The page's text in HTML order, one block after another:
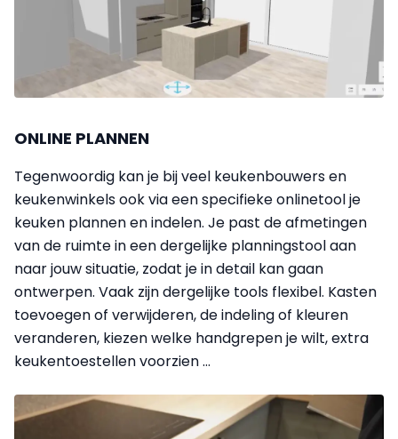
ONLINE PLANNEN
Tegenwoordig kan je bij veel keukenbouwers en
keukenwinkels ook via een specifieke onlinetool je
keuken plannen en indelen. Je past de afmetingen
van de ruimte in een dergelijke planningstool aan
naar jouw situatie, zodat je in detail kan gaan
ontwerpen. Vaak zijn dergelijke tools flexibel. Kasten
toevoegen of verwijderen, de indeling of kleuren
veranderen, kiezen welke handgrepen je wilt, extra
keukentoestellen voorzien …